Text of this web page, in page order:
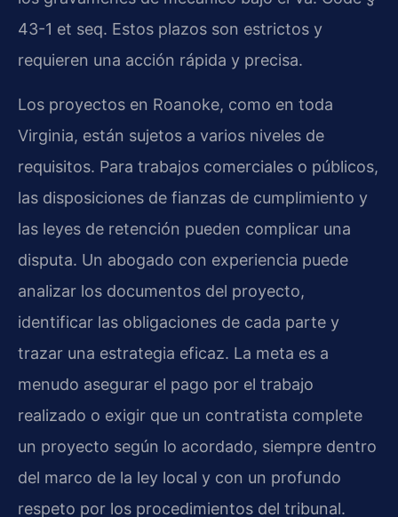
43-1 et seq. Estos plazos son estrictos y
requieren una acción rápida y precisa.
Los proyectos en Roanoke, como en toda
Virginia, están sujetos a varios niveles de
requisitos. Para trabajos comerciales o públicos,
las disposiciones de fianzas de cumplimiento y
las leyes de retención pueden complicar una
disputa. Un abogado con experiencia puede
analizar los documentos del proyecto,
identificar las obligaciones de cada parte y
trazar una estrategia eficaz. La meta es a
menudo asegurar el pago por el trabajo
realizado o exigir que un contratista complete
un proyecto según lo acordado, siempre dentro
del marco de la ley local y con un profundo
respeto por los procedimientos del tribunal.